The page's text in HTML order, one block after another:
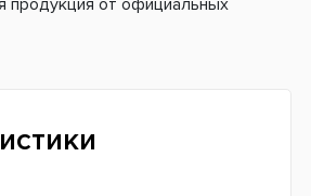
продукция от официальных